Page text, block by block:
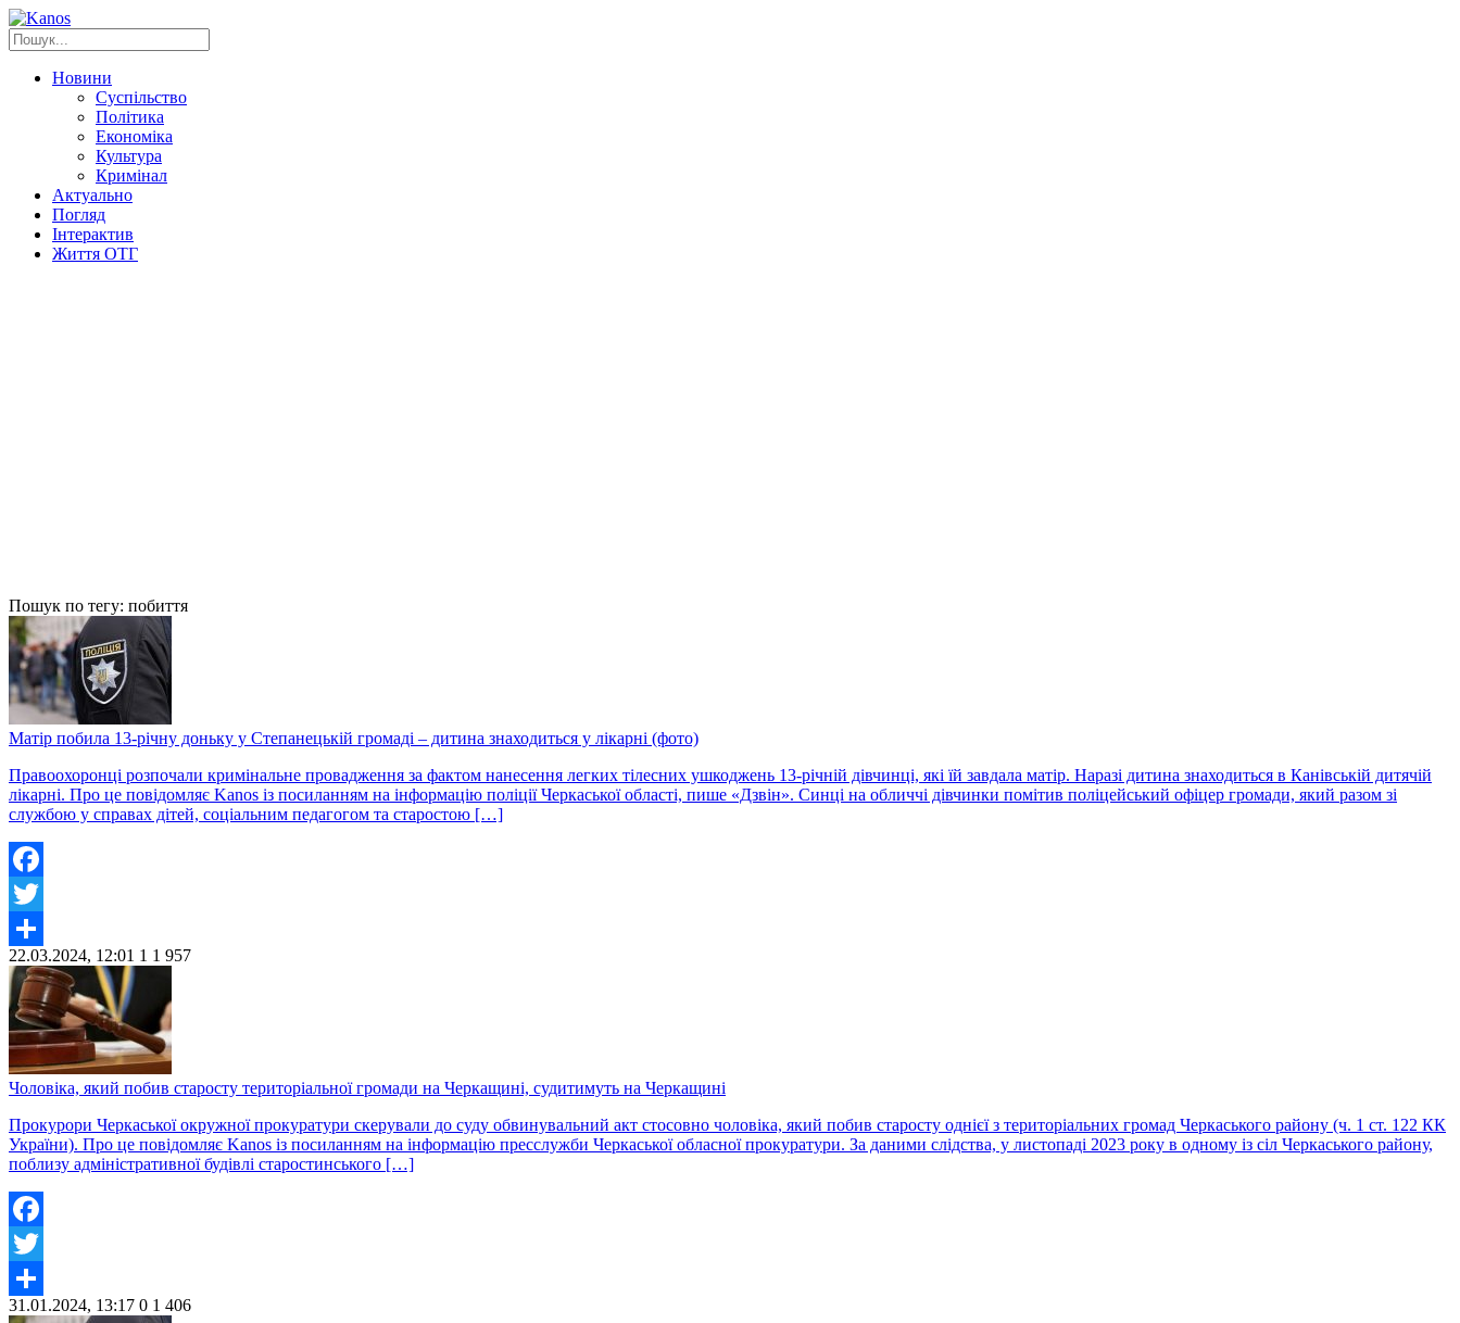
Новини
Суспільство
Політика
Економіка
Культура
Кримінал
Актуально
Погляд
Інтерактив
Життя ОТГ
Пошук по тегу: побиття
Матір побила 13-річну доньку у Степанецькій громаді – дитина знаходиться у лікарні (фото)
Правоохоронці розпочали кримінальне провадження за фактом нанесення легких тілесних ушкоджень 13-річній дівчинці, які їй завдала матір. Наразі дитина знаходиться в Канівській дитячій
лікарні. Про це повідомляє Kanos із посиланням на інформацію поліції Черкаської області, пише «Дзвін». Синці на обличчі дівчинки помітив поліцейський офіцер громади, який разом зі
службою у справах дітей, соціальним педагогом та cтаростою […]
Facebook
Twitter
Share
22.03.2024, 12:01 1 1 957
Чоловіка, який побив старосту територіальної громади на Черкащині, судитимуть на Черкащині
Прокурори Черкаської окружної прокуратури скерували до суду обвинувальний акт стосовно чоловіка, який побив старосту однієї з територіальних громад Черкаського району (ч. 1 ст. 122 КК
України). Про це повідомляє Kanos із посиланням на інформацію пресслужби Черкаської обласної прокуратури. За даними слідства, у листопаді 2023 року в одному із сіл Черкаського району,
поблизу адміністративної будівлі старостинського […]
Facebook
Twitter
Share
31.01.2024, 13:17 0 1 406